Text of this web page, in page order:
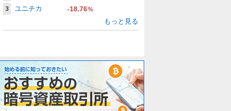
3
ユニチカ -18.76%
もっと見る